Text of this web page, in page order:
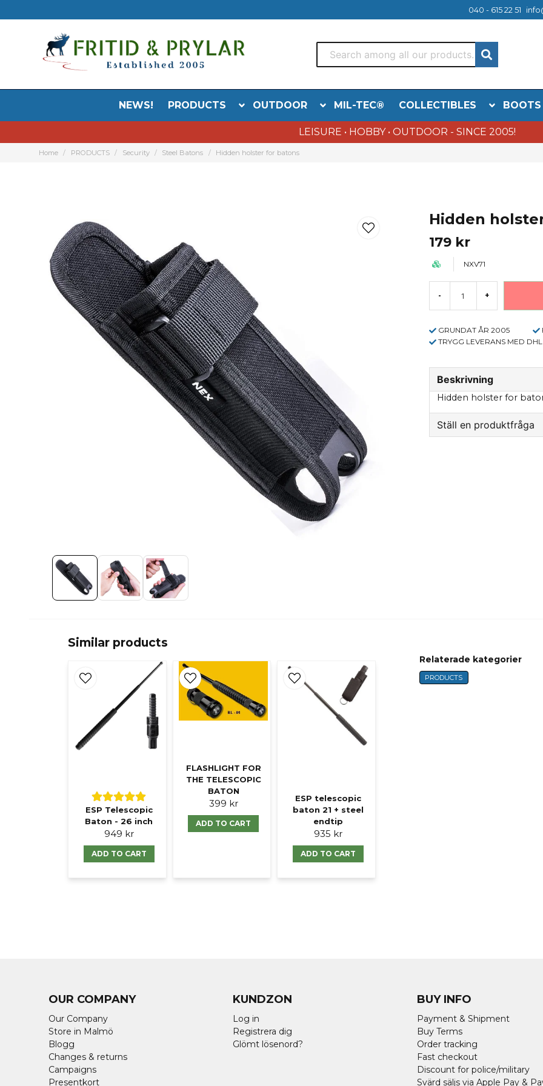
040 - 615 22 51
NEWS! PRODUCTS OUTDOOR MIL-TEC® COLLECTIBLES BOOTS
LEISURE • HOBBY • OUTDOOR - SINCE 2005!
Home PRODUCTS Security Steel Batons Hidden holster for batons
Hidden
179 kr
NXV71
- +
GRUNDAT ÅR 2005
TRYGG LEVERANS MED DHL
Beskrivning
Hidden holster for
Ställ en produktfråga
Similar products
ESP Telescopic
Baton - 26 inch
949 kr
ADD TO CART
FLASHLIGHT FOR
THE TELESCOPIC
BATON
399 kr
ADD TO CART
ESP telescopic
baton 21 + steel
endtip
935 kr
ADD TO CART
Relaterade kategorier
PRODUCTS
OUR COMPANY
Our Company
Store in Malmö
Blogg
Changes & returns
Campaigns
Presentkort
KUNDZON
Log in
Registrera dig
Glömt lösenord?
BUY INFO
Payment & Shipment
Buy Terms
Order tracking
Fast checkout
Discount for police/military
Svärd säljs via Apple Pay &